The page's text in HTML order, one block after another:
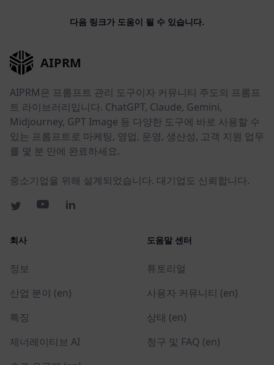
다음 링크가 도움이 될 수 있습니다.
AIPRM
AIPRM은 프롬프트 관리 도구이자 커뮤니티 주도의 프롬프
트 라이브러리입니다. ChatGPT, Claude, Gemini,
Midjourney, GPT Image 등 다양한 도구에 바로 사용할 수
있는 프롬프트로 마케팅, 영업, 운영, 생산성, 고객 지원 업무
를 몇 분 만에 완료하세요.
중소기업을 위해 설계되었습니다. 대기업도 신뢰합니다.
회사
정보
산업 분야 (en)
특징
제너레이티브 AI
도움말 센터
튜토리얼
사용자 커뮤니티 (en)
상태 (en)
청구 및 FAQ (en)